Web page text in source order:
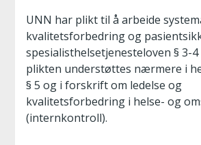
UNN har plikt til å arbeide
kvalitetsforbedring og
spesialisthelsetjenesteloven § 3-4
plikten understøttes nærmere i
§ 5 og i forskrift om ledelse og
kvalitetsforbedring i helse- og
(internkontroll).